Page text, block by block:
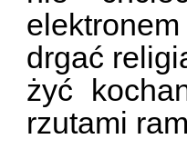
drgać
żyć
rzutami